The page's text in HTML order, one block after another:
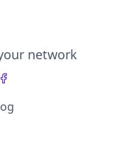
network